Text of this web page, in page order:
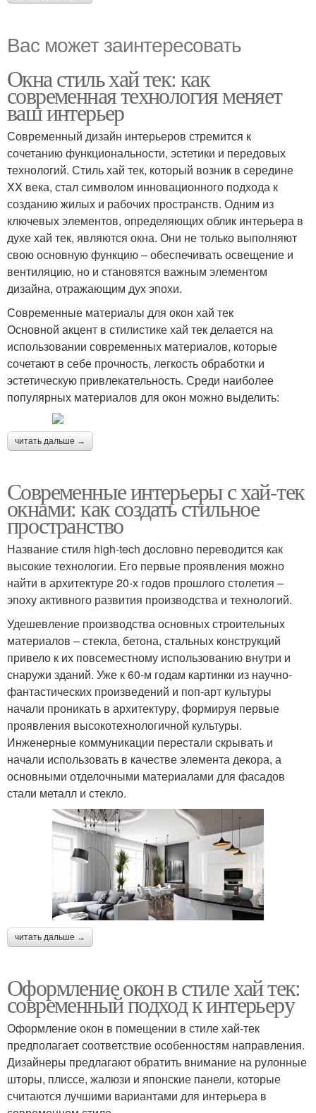
Вас может заинтересовать
Окна стиль хай тек: как
современная технология меняет
ваш интерьер
Современный дизайн интерьеров стремится к
сочетанию функциональности, эстетики и передовых
технологий. Стиль хай тек, который возник в середине
XX века, стал символом инновационного подхода к
созданию жилых и рабочих пространств. Одним из
ключевых элементов, определяющих облик интерьера в
духе хай тек, являются окна. Они не только выполняют
свою основную функцию – обеспечивать освещение и
вентиляцию, но и становятся важным элементом
дизайна, отражающим дух эпохи.
Современные материалы для окон хай тек
Основной акцент в стилистике хай тек делается на
использовании современных материалов, которые
сочетают в себе прочность, легкость обработки и
эстетическую привлекательность. Среди наиболее
популярных материалов для окон можно выделить:
читать дальше →
Современные интерьеры с хай-тек
окнами: как создать стильное
пространство
Название стиля high-tech дословно переводится как
высокие технологии. Его первые проявления можно
найти в архитектуре 20-х годов прошлого столетия –
эпоху активного развития производства и технологий.
Удешевление производства основных строительных
материалов – стекла, бетона, стальных конструкций
привело к их повсеместному использованию внутри и
снаружи зданий. Уже к 60-м годам картинки из научно-
фантастических произведений и поп-арт культуры
начали проникать в архитектуру, формируя первые
проявления высокотехнологичной культуры.
Инженерные коммуникации перестали скрывать и
начали использовать в качестве элемента декора, а
основными отделочными материалами для фасадов
стали металл и стекло.
читать дальше →
Оформление окон в стиле хай тек:
современный подход к интерьеру
Оформление окон в помещении в стиле хай-тек
предполагает соответствие особенностям направления.
Дизайнеры предлагают обратить внимание на рулонные
шторы, плиссе, жалюзи и японские панели, которые
считаются лучшими вариантами для интерьера в